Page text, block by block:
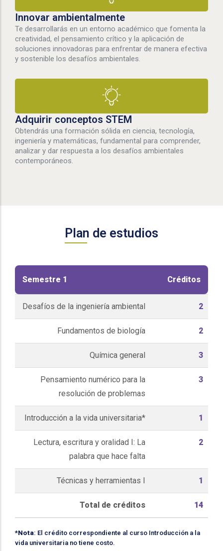
Innovar ambientalmente
Te desarrollarás en un entorno académico que fomenta la
creatividad, el pensamiento crítico y la aplicación de
soluciones innovadoras para enfrentar de manera efectiva
y sostenible los desafíos ambientales.
Adquirir conceptos STEM
Obtendrás una formación sólida en ciencia, tecnología,
ingeniería y matemáticas, fundamental para comprender,
analizar y dar respuesta a los desafíos ambientales
contemporáneos.
Plan de estudios
Semestre 1 Créditos
Desafíos de la ingeniería ambiental 2
Fundamentos de biología 2
Química general 3
Pensamiento numérico para la
resolución de problemas
3
Introducción a la vida universitaria* 1
Lectura, escritura y oralidad I: La
palabra que hace falta
2
Técnicas y herramientas I 1
Total de créditos 14
*Nota: El crédito correspondiente al curso Introducción a la
vida universitaria no tiene costo.